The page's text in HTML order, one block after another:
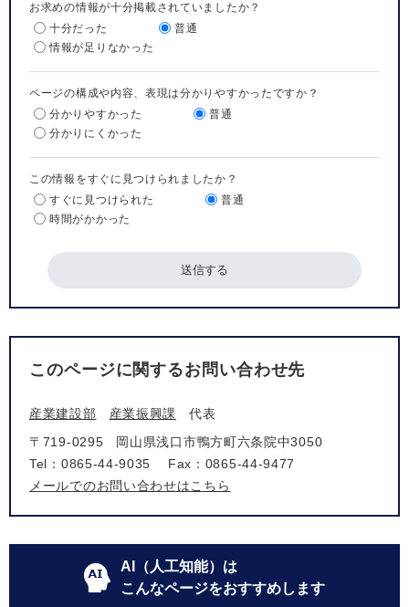
お求めの情報が十分掲載されていましたか？
十分だった
普通
情報が足りなかった
ページの構成や内容、表現は分かりやすかったですか？
分かりやすかった
普通
分かりにくかった
この情報をすぐに見つけられましたか？
すぐに見つけられた
普通
時間がかかった
このページに関するお問い合わせ先
産業建設部 産業振興課
代表
〒719-0295
岡山県浅口市鴨方町六条院中3050
Tel：0865-44-9035
Fax：0865-44-9477
メールでのお問い合わせはこちら
AI（人工知能）は
こんなページをおすすめします